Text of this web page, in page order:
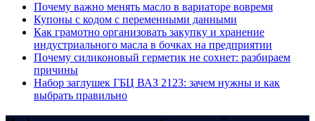
Почему важно менять масло в вариаторе вовремя
Купоны c кодом с переменными данными
Как грамотно организовать закупку и хранение
индустриального масла в бочках на предприятии
Почему силиконовый герметик не сохнет: разбираем
причины
Набор заглушек ГБЦ ВАЗ 2123: зачем нужны и как
выбрать правильно